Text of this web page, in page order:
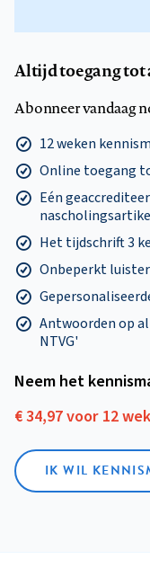
Altijd toegang tot
Abonneer vandaag
12 weken
Online toegang
Eén
Het tijdschrift 3
Onbeperkt
Antwoorden op
NTVG'
Neem het
€ 34,97 voor 12
IK WIL